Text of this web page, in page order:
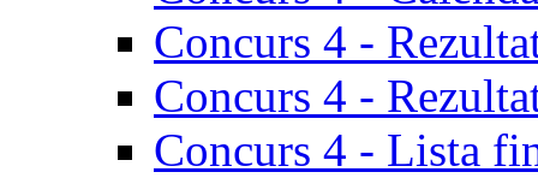
Concurs 4 -
Concurs 4 -
Concurs 4 - Lista